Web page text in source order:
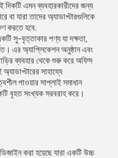
দিকটি এমন ব্যবহারকারীদের জন্য
যারা তাদের অ্যাডাপ্টারগুলিকে
করতে হবে.
সু-বৃত্তাকার পণ্য যা দক্ষতা,
এর অ্যাপ্লিকেশন অনুষ্ঠান এবং
ব্যবহার থেকে শুরু করে অফিস
সাহায্যে
পাওয়ার সাপ্লাই সমাধান
বৃহত সংখ্যক সরবরাহ করে।
করা হয়েছে যারা একটি উচ্চ